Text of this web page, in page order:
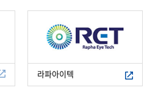
라파아이텍